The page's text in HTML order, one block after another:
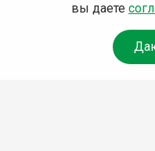
вы даете